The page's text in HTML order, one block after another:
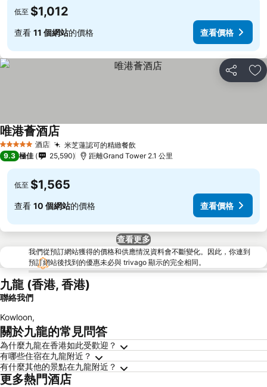
低至 $1,012
查看 11 個網站的價格 查看價格
分享 放
5 星級 酒店 米芝蓮認可的精緻餐飲
唯港薈酒店
9.3 極佳 25,590 距離Grand Tower 2.1 公里
低至 $1,565
查看 10 個網站的價格 查看價格
查看更多
我們從預訂網站獲得的價格和供應情況資料會不斷變化。因此，你連到
預訂網站後找到的優惠未必與 trivago 顯示的完全相同。
九龍 (香港, 香港)
聯絡我們
Kowloon,
關於九龍的常見問答
為什麼九龍在香港如此受歡迎？
有哪些住宿在九龍附近？
有什麼其他的景點在九龍附近？
更多熱門酒店